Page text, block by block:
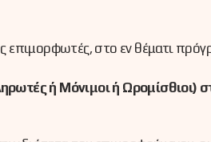
επιμορφωτές, στο εν θέματι
ή Μόνιμοι ή